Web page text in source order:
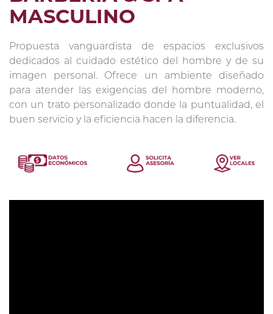
MASCULINO
Propuesta vanguardista de espacios exclusivos
dedicados al cuidado estético del hombre y de su
imagen personal. Ofrece un ambiente diseñado
para atender las exigencias del hombre moderno,
con un trato personalizado donde la puntualidad, el
buen servicio y la eficiencia hacen la diferencia.